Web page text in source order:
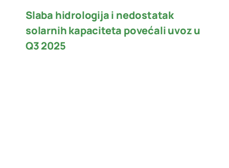
Slaba hidrologija i nedostatak
solarnih kapaciteta povećali uvoz u
Q3 2025